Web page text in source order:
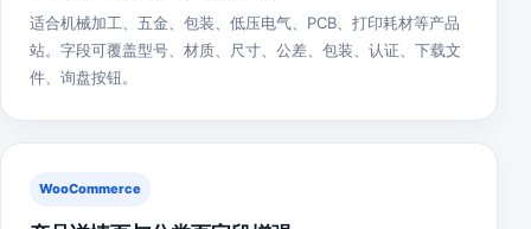
适合机械加工、五金、包装、低压电气、PCB、打印耗材等产品
站。字段可覆盖型号、材质、尺寸、公差、包装、认证、下载文
件、询盘按钮。
WooCommerce